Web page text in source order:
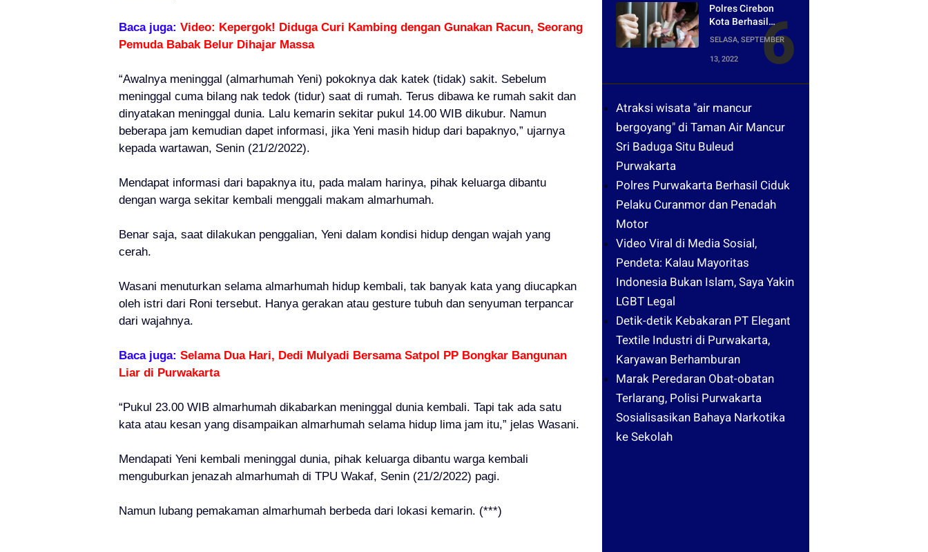
Baca juga: Video: Kepergok! Diduga Curi Kambing dengan Gunakan Racun, Seorang
Pemuda Babak Belur Dihajar Massa
“Awalnya meninggal (almarhumah Yeni) pokoknya dak katek (tidak) sakit. Sebelum
meninggal cuma bilang nak tedok (tidur) saat di rumah. Terus dibawa ke rumah sakit dan
dinyatakan meninggal dunia. Lalu kemarin sekitar pukul 14.00 WIB dikubur. Namun
beberapa jam kemudian dapet informasi, jika Yeni masih hidup dari bapaknyo,” ujarnya
kepada wartawan, Senin (21/2/2022).
Mendapat informasi dari bapaknya itu, pada malam harinya, pihak keluarga dibantu
dengan warga sekitar kembali menggali makam almarhumah.
Benar saja, saat dilakukan penggalian, Yeni dalam kondisi hidup dengan wajah yang
cerah.
Wasani menuturkan selama almarhumah hidup kembali, tak banyak kata yang diucapkan
oleh istri dari Roni tersebut. Hanya gerakan atau gesture tubuh dan senyuman terpancar
dari wajahnya.
Baca juga: Selama Dua Hari, Dedi Mulyadi Bersama Satpol PP Bongkar Bangunan
Liar di Purwakarta
“Pukul 23.00 WIB almarhumah dikabarkan meninggal dunia kembali. Tapi tak ada satu
kata atau kesan yang disampaikan almarhumah selama hidup lima jam itu,” jelas Wasani.
Mendapati Yeni kembali meninggal dunia, pihak keluarga dibantu warga kembali
menguburkan jenazah almarhumah di TPU Wakaf, Senin (21/2/2022) pagi.
Namun lubang pemakaman almarhumah berbeda dari lokasi kemarin. (***)
2021
Polres Cirebon
Kota Berhasil
Ungkap Peredaran
Narkotika yang
Dikendalikan dari
SELASA, SEPTEMBER
13, 2022
Atraksi wisata "air mancur
bergoyang" di Taman Air Mancur
Sri Baduga Situ Buleud
Purwakarta
Polres Purwakarta Berhasil Ciduk
Pelaku Curanmor dan Penadah
Motor
Video Viral di Media Sosial,
Pendeta: Kalau Mayoritas
Indonesia Bukan Islam, Saya Yakin
LGBT Legal
Detik-detik Kebakaran PT Elegant
Textile Industri di Purwakarta,
Karyawan Berhamburan
Marak Peredaran Obat-obatan
Terlarang, Polisi Purwakarta
Sosialisasikan Bahaya Narkotika
ke Sekolah